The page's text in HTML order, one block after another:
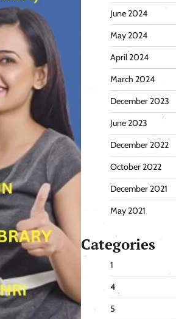
June 2024
May 2024
April 2024
March 2024
December 2023
June 2023
December 2022
October 2022
December 2021
May 2021
Categories
1
4
5